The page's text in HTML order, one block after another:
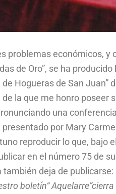
problemas económicos, y
de Oro”, se ha
Hogueras de San Juan”
la que me honro poseer
una
presentado por Mary
reproducir lo que, bajo
en el número 75 de
también deja de publicarse:
boletín“